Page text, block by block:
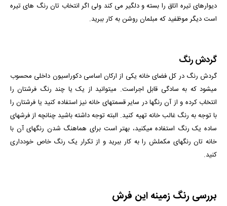
دیوارهای تیره اتاق را بسته و دلگیر می کند ولی اگر انتخاب تان رنگ های تیره
است دیگر موظفید که مبلمان روشن به کار ببرید.
گردش رنگ
گردش رنگ در کل فضای خانه یکی از ارکان اساسی دکوراسیون داخلی محسوب
می­شود که به سادگی قابل اجراست. می­توانید از یک یا چند رنگ فرش­تان را
انتخاب کرده و از آن رنگ­ها در سایر قسمت­های خانه نیز استفاده کنید یا فرشتان را
با توجه به رنگ غالب خانه تهیه کنید. البته توجه داشته باشید چنانچه از فرش­های
ساده یک رنگ استفاده می­کنید، بهتر است برای هماهنگ شدن رنگ­های آن با
خانه­ تان رنگ­های مکملش را به کار ببرید و از تکرار یک رنگ خاص خودداری
کنید.
بررسی رنگ زمینه این فرش